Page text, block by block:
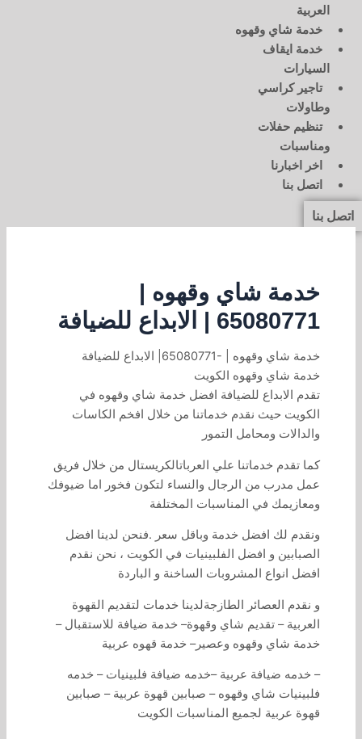
العربية
خدمة شاي وقهوه
خدمة ايقاف
السيارات
تاجير كراسي
وطاولات
تنظيم حفلات
ومناسبات
اخر اخبارنا
اتصل بنا
اتصل بنا
خدمة شاي وقهوه |
65080771 | الابداع للضيافة
خدمة شاي وقهوه | -65080771| الابداع للضيافة
خدمة شاي وقهوه الكويت
تقدم الابداع للضيافة افضل خدمة شاي وقهوه في
الكويت حيث نقدم خدماتنا من خلال افخم الكاسات
والدالات ومحامل التمور
كما تقدم خدماتنا علي العرباتالكريستال من خلال فريق
عمل مدرب من الرجال والنساء لتكون فخور اما ضيوفك
ومعازيمك في المناسبات المختلفة
ونقدم لك افضل خدمة وباقل سعر .فنحن لدينا افضل
الصبابين و افضل الفلبينيات في الكويت ، نحن نقدم
افضل انواع المشروبات الساخنة و الباردة
و نقدم العصائر الطازجةلدينا خدمات لتقديم القهوة
العربية – تقديم شاي وقهوة– خدمة ضيافة للاستقبال –
خدمة شاي وقهوه وعصير– خدمة قهوه عربية
– خدمه ضيافة عربية –خدمه ضيافة فلبينيات – خدمه
فلبينيات شاي وقهوه – صبابين قهوة عربية – صبابين
قهوة عربية لجميع المناسبات الكويت